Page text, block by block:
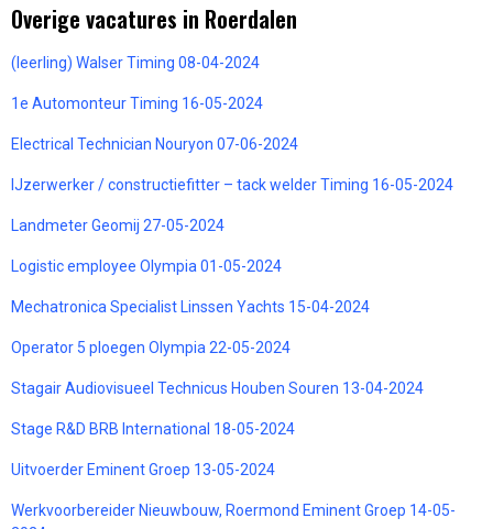
Overige vacatures in Roerdalen
(leerling) Walser Timing 08-04-2024
1e Automonteur Timing 16-05-2024
Electrical Technician Nouryon 07-06-2024
IJzerwerker / constructiefitter – tack welder Timing 16-05-2024
Landmeter Geomij 27-05-2024
Logistic employee Olympia 01-05-2024
Mechatronica Specialist Linssen Yachts 15-04-2024
Operator 5 ploegen Olympia 22-05-2024
Stagair Audiovisueel Technicus Houben Souren 13-04-2024
Stage R&D BRB International 18-05-2024
Uitvoerder Eminent Groep 13-05-2024
Werkvoorbereider Nieuwbouw, Roermond Eminent Groep 14-05-